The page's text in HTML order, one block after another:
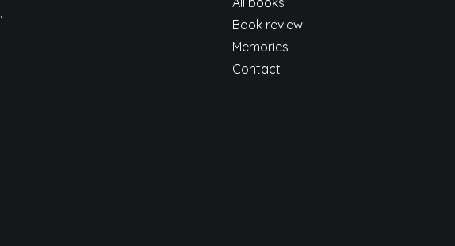
Book review
Memories
Contact